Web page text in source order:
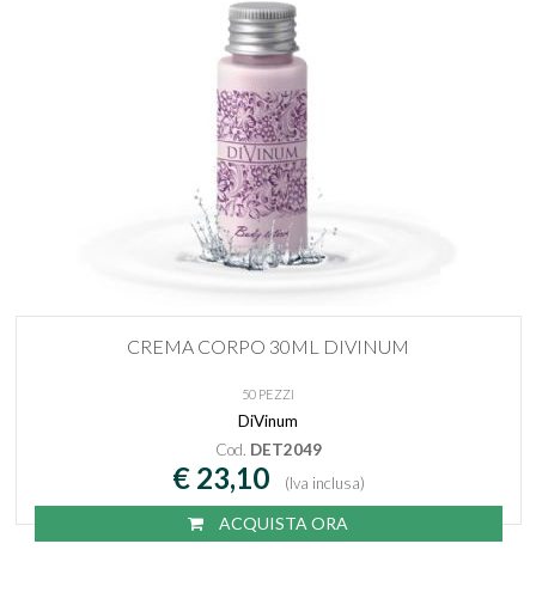
CREMA CORPO 30ML DIVINUM
50 PEZZI
DiVinum
Cod. DET2049
€ 23,10 (Iva inclusa)
ACQUISTA ORA